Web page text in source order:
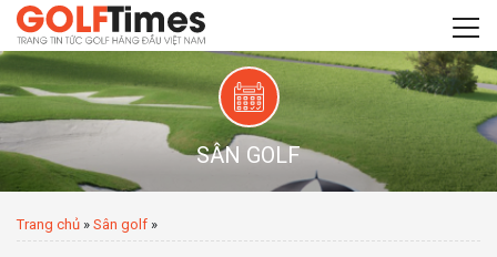
SÂN GOLF
Trang chủ » Sân golf »